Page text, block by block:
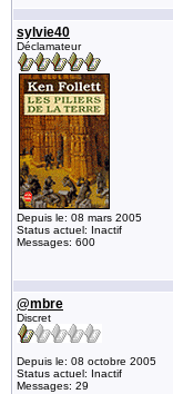
sylvie40
Déclamateur
Depuis le: 08 mars 2005
Status actuel: Inactif
Messages: 600
@mbre
Discret
Depuis le: 08 octobre 2005
Status actuel: Inactif
Messages: 29